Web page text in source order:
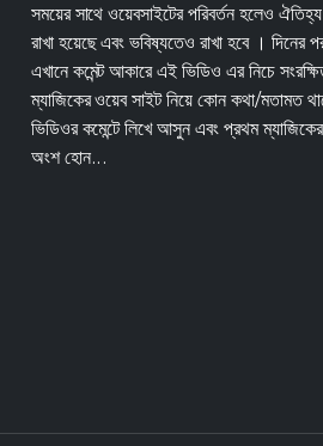
সময়ের সাথে ওয়েবসাইটের পরিবর্তন হলেও
রাখা হয়েছে এবং ভবিষ্যতেও রাখা হবে ।
এখানে কমেন্ট আকারে এই ভিডিও এর নিচে
ম্যাজিকের ওয়েব সাইট নিয়ে কোন কথা/মতামত
ভিডিওর কমেন্টে লিখে আসুন এবং প্রথম
অংশ হোন...